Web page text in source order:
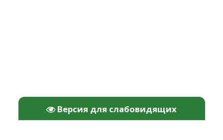
Версия для слабовидящих